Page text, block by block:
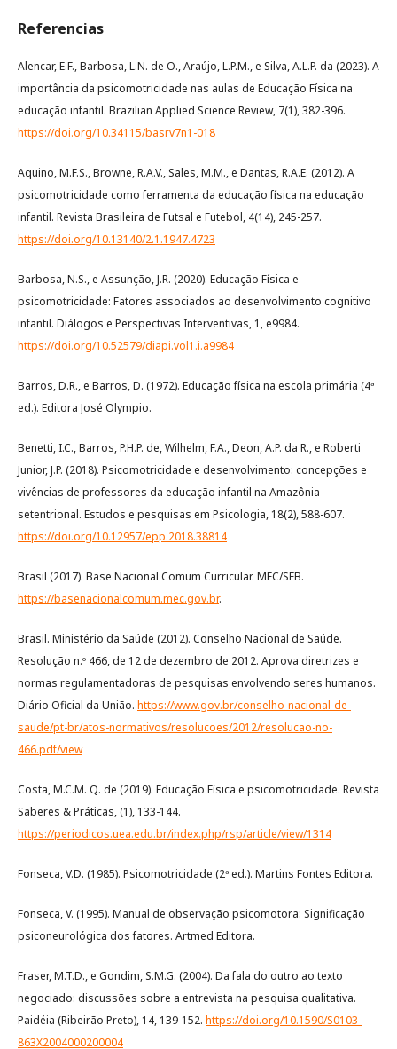
Referencias
Alencar, E.F., Barbosa, L.N. de O., Araújo, L.P.M., e Silva, A.L.P. da (2023). A
importância da psicomotricidade nas aulas de Educação Física na
educação infantil. Brazilian Applied Science Review, 7(1), 382-396.
https://doi.org/10.34115/basrv7n1-018
Aquino, M.F.S., Browne, R.A.V., Sales, M.M., e Dantas, R.A.E. (2012). A
psicomotricidade como ferramenta da educação física na educação
infantil. Revista Brasileira de Futsal e Futebol, 4(14), 245-257.
https://doi.org/10.13140/2.1.1947.4723
Barbosa, N.S., e Assunção, J.R. (2020). Educação Física e
psicomotricidade: Fatores associados ao desenvolvimento cognitivo
infantil. Diálogos e Perspectivas Interventivas, 1, e9984.
https://doi.org/10.52579/diapi.vol1.i.a9984
Barros, D.R., e Barros, D. (1972). Educação física na escola primária (4ª
ed.). Editora José Olympio.
Benetti, I.C., Barros, P.H.P. de, Wilhelm, F.A., Deon, A.P. da R., e Roberti
Junior, J.P. (2018). Psicomotricidade e desenvolvimento: concepções e
vivências de professores da educação infantil na Amazônia
setentrional. Estudos e pesquisas em Psicologia, 18(2), 588-607.
https://doi.org/10.12957/epp.2018.38814
Brasil (2017). Base Nacional Comum Curricular. MEC/SEB.
https://basenacionalcomum.mec.gov.br.
Brasil. Ministério da Saúde (2012). Conselho Nacional de Saúde.
Resolução n.º 466, de 12 de dezembro de 2012. Aprova diretrizes e
normas regulamentadoras de pesquisas envolvendo seres humanos.
Diário Oficial da União. https://www.gov.br/conselho-nacional-de-
saude/pt-br/atos-normativos/resolucoes/2012/resolucao-no-
466.pdf/view
Costa, M.C.M. Q. de (2019). Educação Física e psicomotricidade. Revista
Saberes & Práticas, (1), 133-144.
https://periodicos.uea.edu.br/index.php/rsp/article/view/1314
Fonseca, V.D. (1985). Psicomotricidade (2ª ed.). Martins Fontes Editora.
Fonseca, V. (1995). Manual de observação psicomotora: Significação
psiconeurológica dos fatores. Artmed Editora.
Fraser, M.T.D., e Gondim, S.M.G. (2004). Da fala do outro ao texto
negociado: discussões sobre a entrevista na pesquisa qualitativa.
Paidéia (Ribeirão Preto), 14, 139-152. https://doi.org/10.1590/S0103-
863X2004000200004